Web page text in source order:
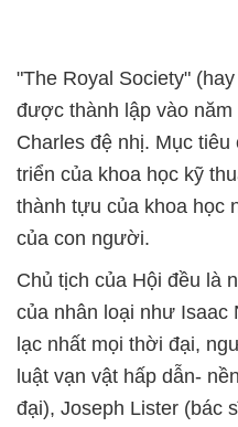
"The Royal Society"
được thành lập vào
Charles đệ nhị. Mục
triển của khoa học kỹ
thành tựu của khoa học
của con người.
Chủ tịch của Hội đều là
của nhân loại như Isaac
lạc nhất mọi thời đại,
luật vạn vật hấp dẫn-
đại), Joseph Lister (bác